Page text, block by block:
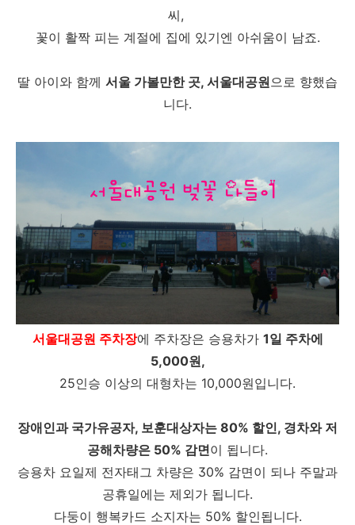
씨,
꽃이 활짝 피는 계절에 집에 있기엔 아쉬움이 남죠.
딸 아이와 함께 서울 가볼만한 곳, 서울대공원으로 향했습
니다.
서울대공원 주차장에 주차장은 승용차가 1일 주차에
5,000원,
25인승 이상의 대형차는 10,000원입니다.
장애인과 국가유공자, 보훈대상자는 80% 할인, 경차와 저
공해차량은 50% 감면이 됩니다.
승용차 요일제 전자태그 차량은 30% 감면이 되나 주말과
공휴일에는 제외가 됩니다.
다둥이 행복카드 소지자는 50% 할인됩니다.